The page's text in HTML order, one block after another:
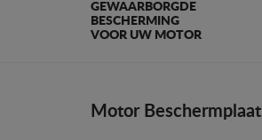
GEWAARBORGDE
BESCHERMING
VOOR UW MOTOR
Motor Beschermplaat